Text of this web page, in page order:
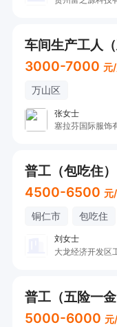
车间生产工人
3000-7000 元
万山区
张女士
塞拉芬国际服饰
普工（包吃住）
4500-6500 元
铜仁市 包吃住
刘女士
大龙经济开发区
普工（五险一
5000-6000 元